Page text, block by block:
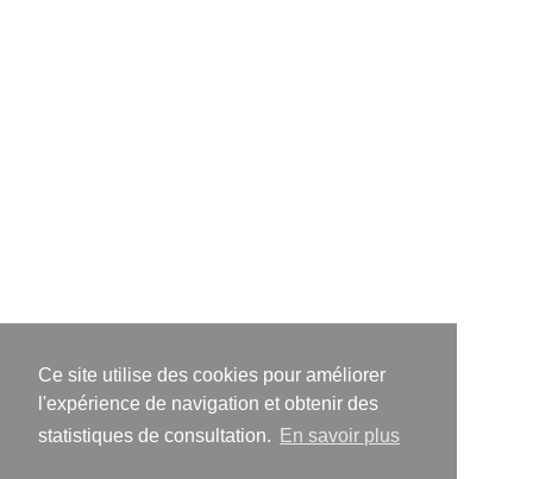
Ce site utilise des cookies pour améliorer
l'expérience de navigation et obtenir des
statistiques de consultation.
En savoir plus